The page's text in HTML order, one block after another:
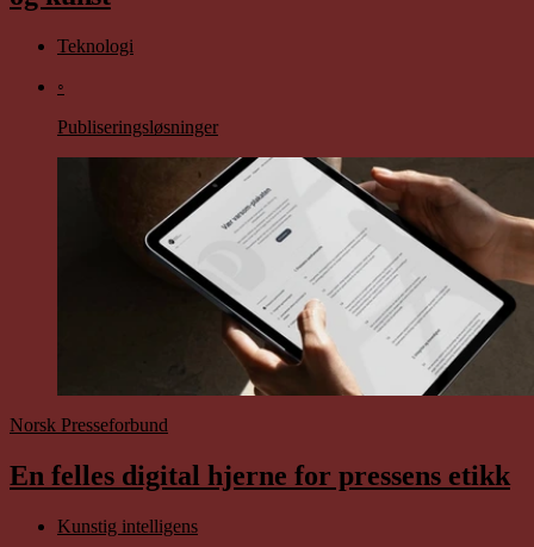
Teknologi
◦
Publiseringsløsninger
Norsk Presseforbund
En felles digital hjerne for pressens etikk
Kunstig intelligens